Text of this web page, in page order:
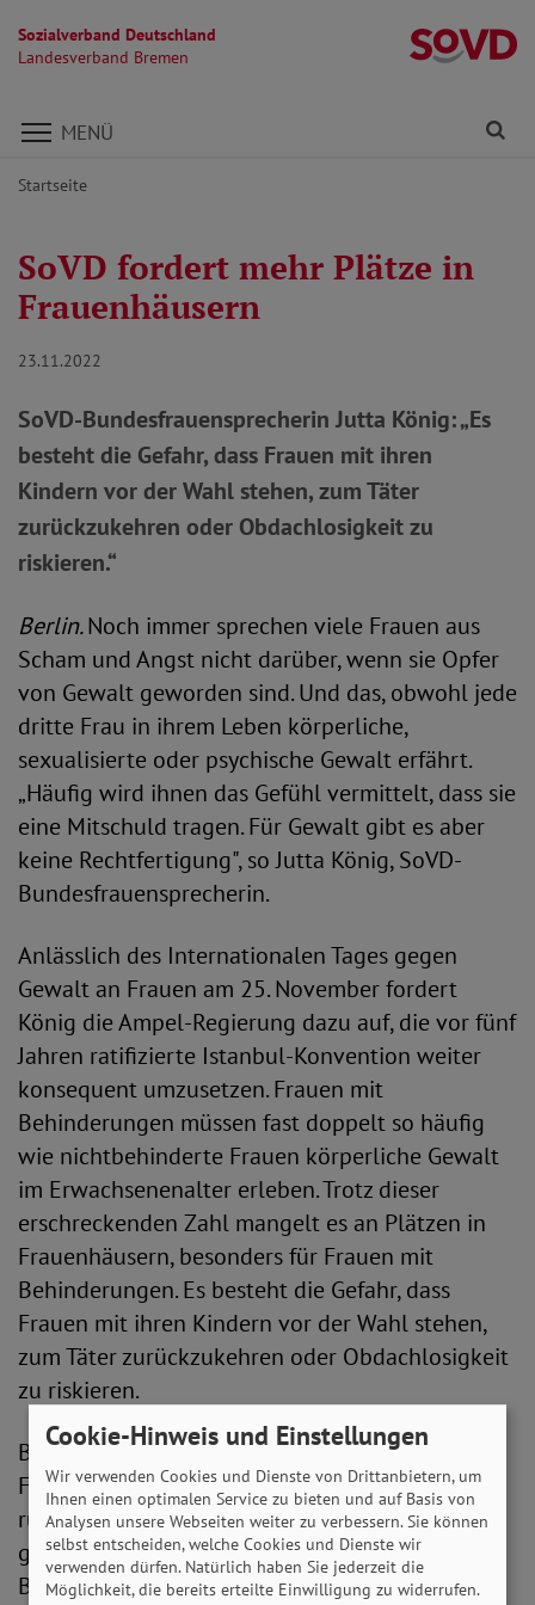
Sozialverband Deutschland
Landesverband Bremen
Direkt zu den Inhalten springen
MENÜ
Startseite
SoVD fordert mehr Plätze in
Frauenhäusern
23.11.2022
SoVD-Bundesfrauensprecherin Jutta König: „Es
besteht die Gefahr, dass Frauen mit ihren
Kindern vor der Wahl stehen, zum Täter
zurückzukehren oder Obdachlosigkeit zu
riskieren.“
Berlin.Noch immer sprechen viele Frauen aus
Scham und Angst nicht darüber, wenn sie Opfer
von Gewalt geworden sind. Und das, obwohl jede
dritte Frau in ihrem Leben körperliche,
sexualisierte oder psychische Gewalt erfährt.
„Häufig wird ihnen das Gefühl vermittelt, dass sie
eine Mitschuld tragen. Für Gewalt gibt es aber
keine Rechtfertigung", so Jutta König, SoVD-
Bundesfrauensprecherin.
Anlässlich des Internationalen Tages gegen
Gewalt an Frauen am 25. November fordert
König die Ampel-Regierung dazu auf, die vor fünf
Jahren ratifizierte Istanbul-Konvention weiter
konsequent umzusetzen. Frauen mit
Behinderungen müssen fast doppelt so häufig
wie nichtbehinderte Frauen körperliche Gewalt
im Erwachsenenalter erleben. Trotz dieser
erschreckenden Zahl mangelt es an Plätzen in
Frauenhäusern, besonders für Frauen mit
Behinderungen. Es besteht die Gefahr, dass
Frauen mit ihren Kindern vor der Wahl stehen,
zum Täter zurückzukehren oder Obdachlosigkeit
zu riskieren.
Betroffene Frauen, aber auch Familie,
Freund*innen und Nachbar*innen können sich
rund um die Uhr an das Hilfetelefon „Gewalt
gegen Frauen“ wenden. Sie erreichen die
Beraterinnen unter der Telefonnummer 0800
Cookie-Hinweis und Einstellungen
Wir verwenden Cookies und Dienste von Drittanbietern, um
Ihnen einen optimalen Service zu bieten und auf Basis von
Analysen unsere Webseiten weiter zu verbessern. Sie können
selbst entscheiden, welche Cookies und Dienste wir
verwenden dürfen. Natürlich haben Sie jederzeit die
Möglichkeit, die bereits erteilte Einwilligung zu widerrufen.